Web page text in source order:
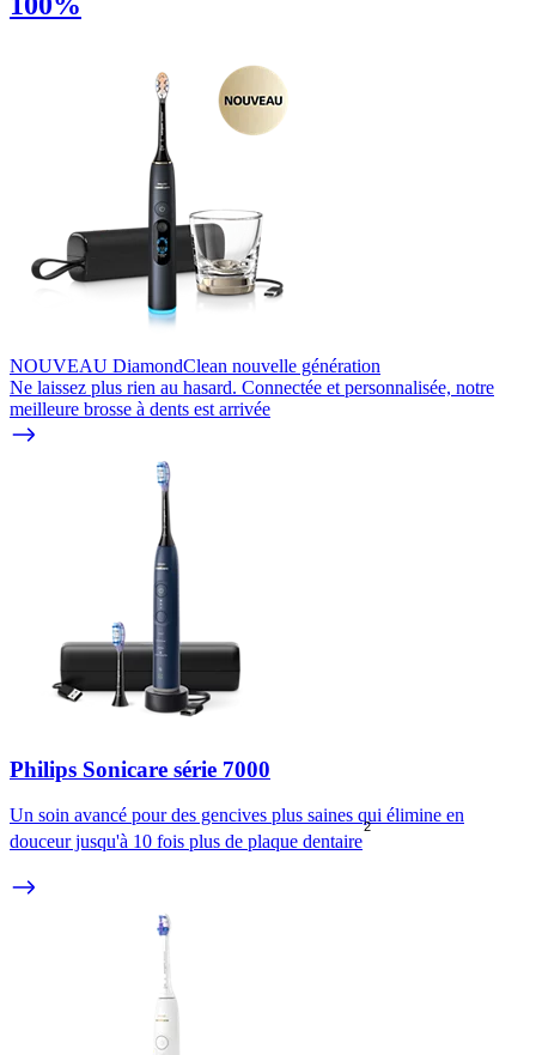
NOUVEAU DiamondClean nouvelle génération
Ne laissez plus rien au hasard. Connectée et personnalisée, notre
meilleure brosse à dents est arrivée
Philips Sonicare série 7000
Un soin avancé pour des gencives plus saines qui élimine en
douceur jusqu'à 10 fois plus de plaque dentaire
2